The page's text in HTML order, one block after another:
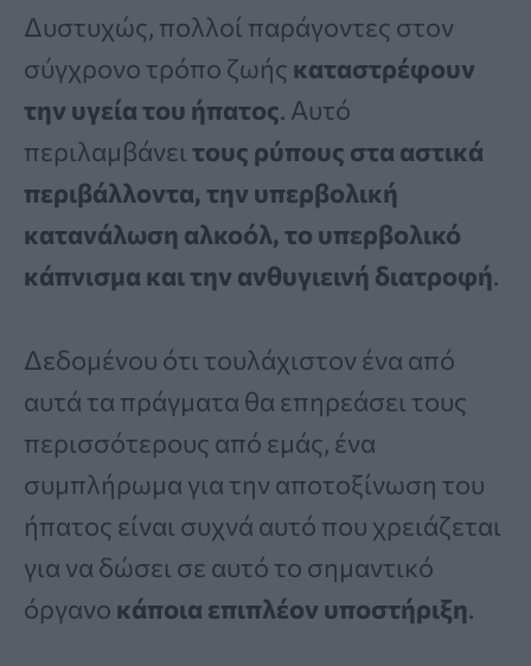
Δυστυχώς, πολλοί παράγοντες στον
σύγχρονο τρόπο ζωής καταστρέφουν
την υγεία του ήπατος. Αυτό
περιλαμβάνειτους ρύπους στα αστικά
περιβάλλοντα, την υπερβολική
κατανάλωση αλκοόλ, το υπερβολικό
κάπνισμα και την ανθυγιεινή διατροφή.
Δεδομένου ότι τουλάχιστον ένα από
αυτά τα πράγματα θα επηρεάσει τους
περισσότερους από εμάς, ένα
συμπλήρωμα για την αποτοξίνωση του
ήπατος είναι συχνά αυτό που χρειάζεται
για να δώσει σε αυτό το σημαντικό
όργανο κάποια επιπλέον υποστήριξη.